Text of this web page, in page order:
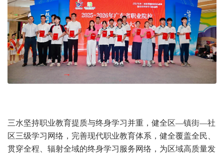
三水坚持职业教育提质与终身学习并重，健全区—镇街—社
区三级学习网络，完善现代职业教育体系，健全覆盖全民、
贯穿全程、辐射全域的终身学习服务网络，为区域高质量发